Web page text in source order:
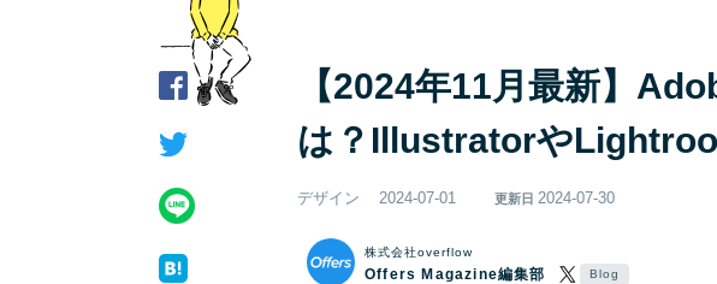
【2024年11月最新】
は？Illustratorや
デザイン 2024-07-01 更新日 2024-07-30
株式会社overflow
Offers Magazine編集部